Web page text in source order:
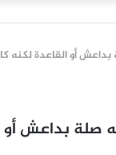
أو القاعدة لكنه
صلة بداعش أو